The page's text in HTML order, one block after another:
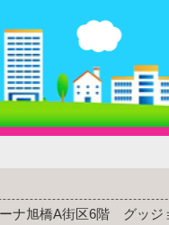
ナ旭橋A街区6階 グッジ